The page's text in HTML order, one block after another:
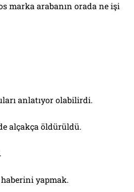
marka arabanın orada ne işi
anlatıyor olabilirdi.
alçakça öldürüldü.
haberini yapmak.